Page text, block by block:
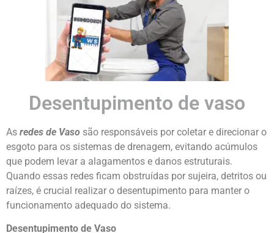
Desentupimento de vaso
As redes de Vaso são responsáveis por coletar e direcionar o
esgoto para os sistemas de drenagem, evitando acúmulos
que podem levar a alagamentos e danos estruturais.
Quando essas redes ficam obstruídas por sujeira, detritos ou
raízes, é crucial realizar o desentupimento para manter o
funcionamento adequado do sistema.
Desentupimento de Vaso